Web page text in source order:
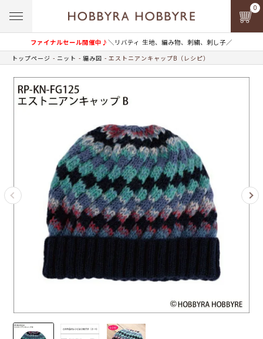
ファイナルセール開催中♪＼リバティ 生地、編み物、刺繍、刺し子／
0
トップページ ニット 編み図 エストニアンキャップB（レシピ）